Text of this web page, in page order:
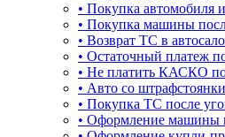
• Покупка автомобиля
• Покупка машины
• Возврат ТС в
• Остаточный платеж
• Не платить КАСКО по
• Авто со штрафстоянки
• Покупка ТС после
• Оформление машины